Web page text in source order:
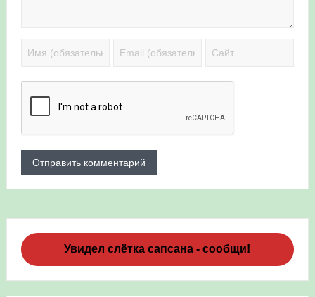
Увидел слётка сапсана - сообщи!